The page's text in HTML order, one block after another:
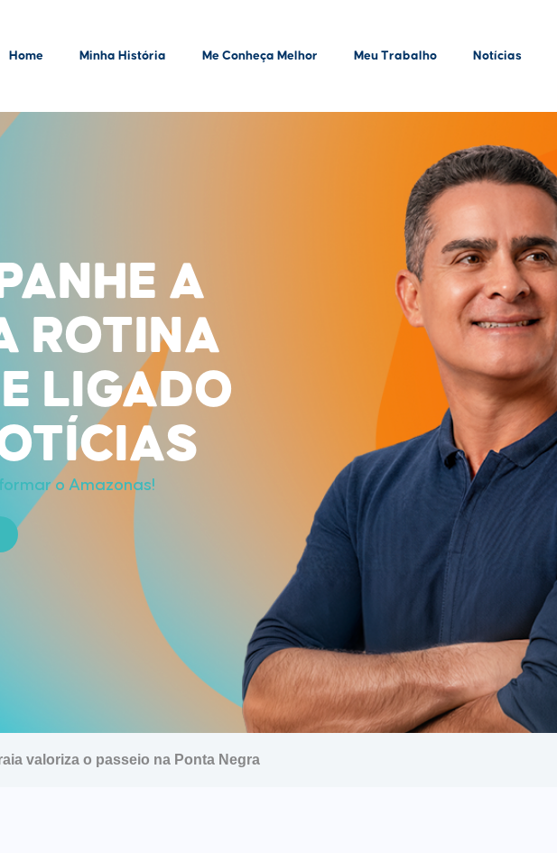
Home Minha História Me Conheça Melhor Meu Trabalho Notícias
A
ROTINA
LIGADO
o Amazonas!
valoriza o passeio na Ponta Negra